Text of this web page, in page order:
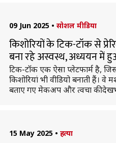
09 Jun 2025 • सोशल मीडिया
किशोरियों के टिक-टॉक से
बना रहे अस्वस्थ, अध्ययन में
टिक-टॉक एक ऐसा प्लेटफार्म है,
किशोरियां भी वीडियो बनाती हैं। वे
बताए गए मेकअप और त्वचा की
15 May 2025 • हत्या